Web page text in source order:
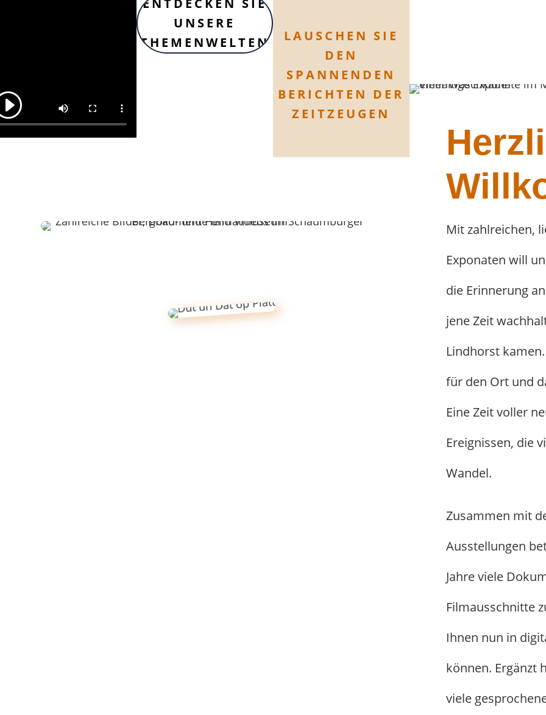
UNSERE
THEMENWELTEN
LAUSCHEN SIE
DEN
SPANNENDEN
BERICHTEN DER
ZEITZEUGEN
Mit zahlreichen,
Exponaten will
die Erinnerung
jene Zeit
Lindhorst
für den Ort und
Eine Zeit voller
Ereignissen, die
Wandel.
Zusammen mit
Ausstellungen
Jahre viele
Filmausschnitte
Ihnen nun in
können. Ergänzt
viele